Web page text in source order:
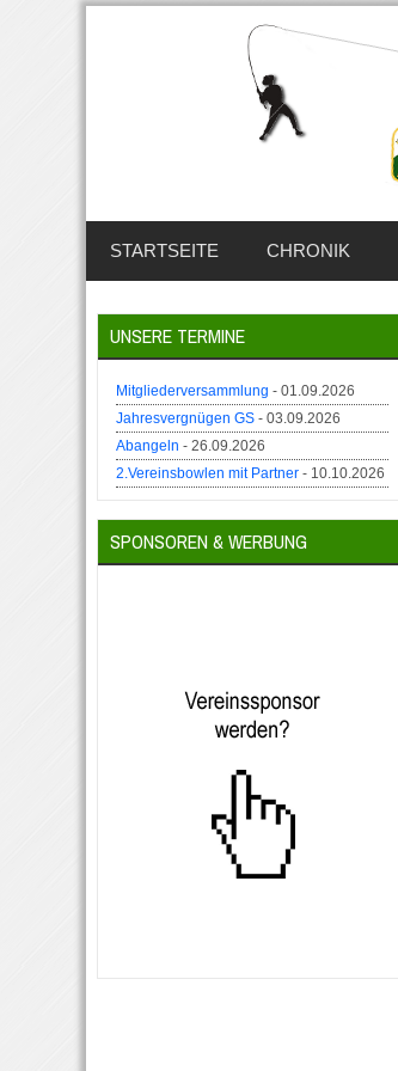
STARTSEITE CHRONIK
UNSERE TERMINE
Mitgliederversammlung - 01.09.2026
Jahresvergnügen GS - 03.09.2026
Abangeln - 26.09.2026
2.Vereinsbowlen mit Partner - 10.10.2026
SPONSOREN & WERBUNG